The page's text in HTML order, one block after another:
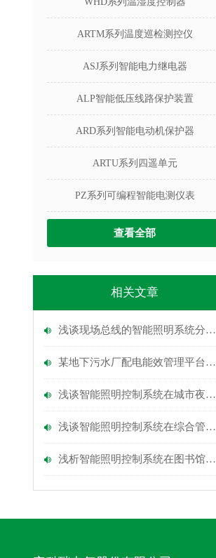
ARTM系列温度巡检测控仪
ASJ系列智能电力继电器
ALP智能低压线路保护装置
ARD系列智能电动机保护器
ARTU系列四遥单元
PZ系列可编程智能电测仪表
查看全部
相关文章
浅谈现场总线的智能照明系统分析与应用研究
某地下污水厂配电能效管理平台设计与智能照明策略
浅谈智能照明控制系统在城市夜景照明中的运用
浅谈智能照明控制系统在综合管廊中的设计应用与研究
浅析智能照明控制系统在图书馆照明节能中的应用